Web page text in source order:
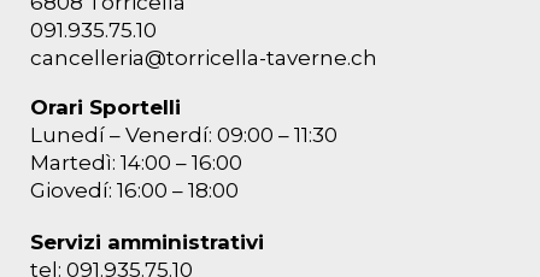
091.935.75.10
cancelleria@torricella-taverne.ch
Orari Sportelli
Lunedí – Venerdí: 09:00 – 11:30
Martedì: 14:00 – 16:00
Giovedí: 16:00 – 18:00
Servizi amministrativi
tel: 091.935.75.10